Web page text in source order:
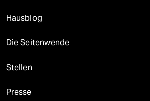
Hausblog
Die Seitenwende
Stellen
Presse